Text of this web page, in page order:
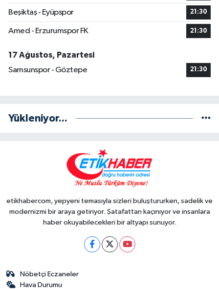
Beşiktaş - Eyüpspor 21:30
Amed - Erzurumspor FK 21:30
17 Ağustos, Pazartesi
Samsunspor - Göztepe
21:30
Yükleniyor...
etikhabercom, yepyeni temasıyla sizleri buluştururken, sadelik ve
modernizmi bir araya getiriyor. Şatafattan kaçınıyor ve insanlara
haber okuyabilecekleri bir altyapı sunuyor.
Nöbetçi Eczaneler
Hava Durumu